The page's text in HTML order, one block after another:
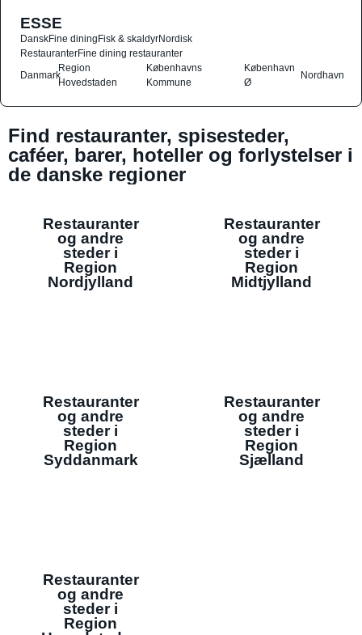
ESSE
DanskFine diningFisk & skaldyrNordisk
RestauranterFine dining restauranter
Danmark
Region
Hovedstaden
Københavns
Kommune
København
Ø
Nordhavn
Find restauranter, spisesteder,
caféer, barer, hoteller og forlystelser i
de danske regioner
Restauranter
og andre
steder i
Region
Nordjylland
Restauranter
og andre
steder i
Region
Midtjylland
Restauranter
og andre
steder i
Region
Syddanmark
Restauranter
og andre
steder i
Region
Sjælland
Restauranter
og andre
steder i
Region